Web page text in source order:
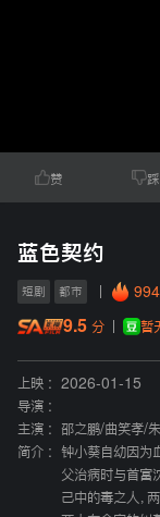
赞 踩
蓝色契约
短剧 都市
9.5 分 暂
上映 :
2026-01-15
导演 :
主演 :
邵之鹏/曲笑孝/
简介 :
钟小葵自幼因为
父治病时与首富
己中的毒之人，